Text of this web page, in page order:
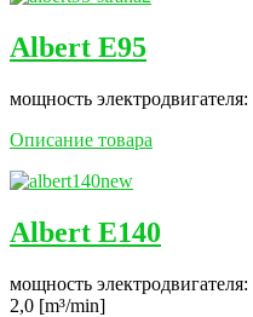
Albert E95
мощность
Описание товара
Albert E140
мощность
2,0 [m³/min]